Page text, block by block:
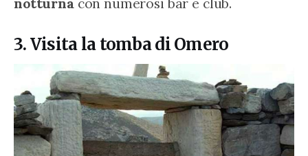
3. Visita la tomba di Omero